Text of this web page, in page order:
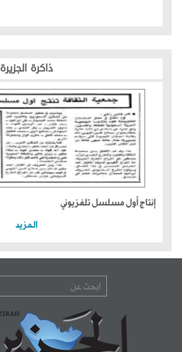
ذاكرة الجزيرة
إنتاج أول مسلسل تلفزيوني
المزيد